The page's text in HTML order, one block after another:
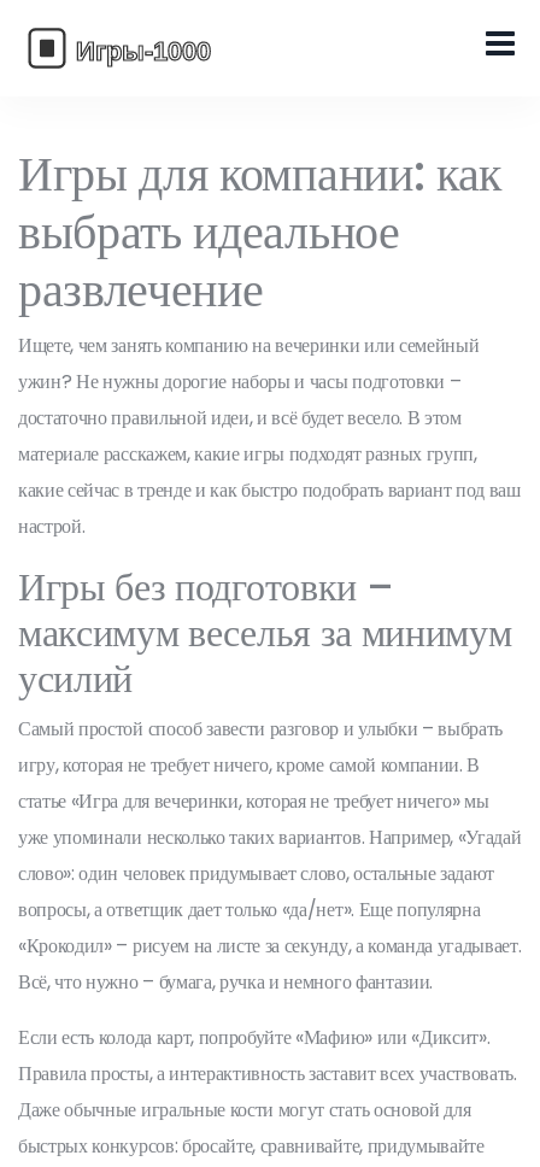
Игры для компании: как
выбрать идеальное
развлечение
Ищете, чем занять компанию на вечеринки или семейный
ужин? Не нужны дорогие наборы и часы подготовки –
достаточно правильной идеи, и всё будет весело. В этом
материале расскажем, какие игры подходят разных групп,
какие сейчас в тренде и как быстро подобрать вариант под ваш
настрой.
Игры без подготовки –
максимум веселья за минимум
усилий
Самый простой способ завести разговор и улыбки – выбрать
игру, которая не требует ничего, кроме самой компании. В
статье «Игра для вечеринки, которая не требует ничего» мы
уже упоминали несколько таких вариантов. Например, «Угадай
слово»: один человек придумывает слово, остальные задают
вопросы, а ответщик дает только «да/нет». Еще популярна
«Крокодил» – рисуем на листе за секунду, а команда угадывает.
Всё, что нужно – бумага, ручка и немного фантазии.
Если есть колода карт, попробуйте «Мафию» или «Диксит».
Правила просты, а интерактивность заставит всех участвовать.
Даже обычные игральные кости могут стать основой для
быстрых конкурсов: бросайте, сравнивайте, придумывайте